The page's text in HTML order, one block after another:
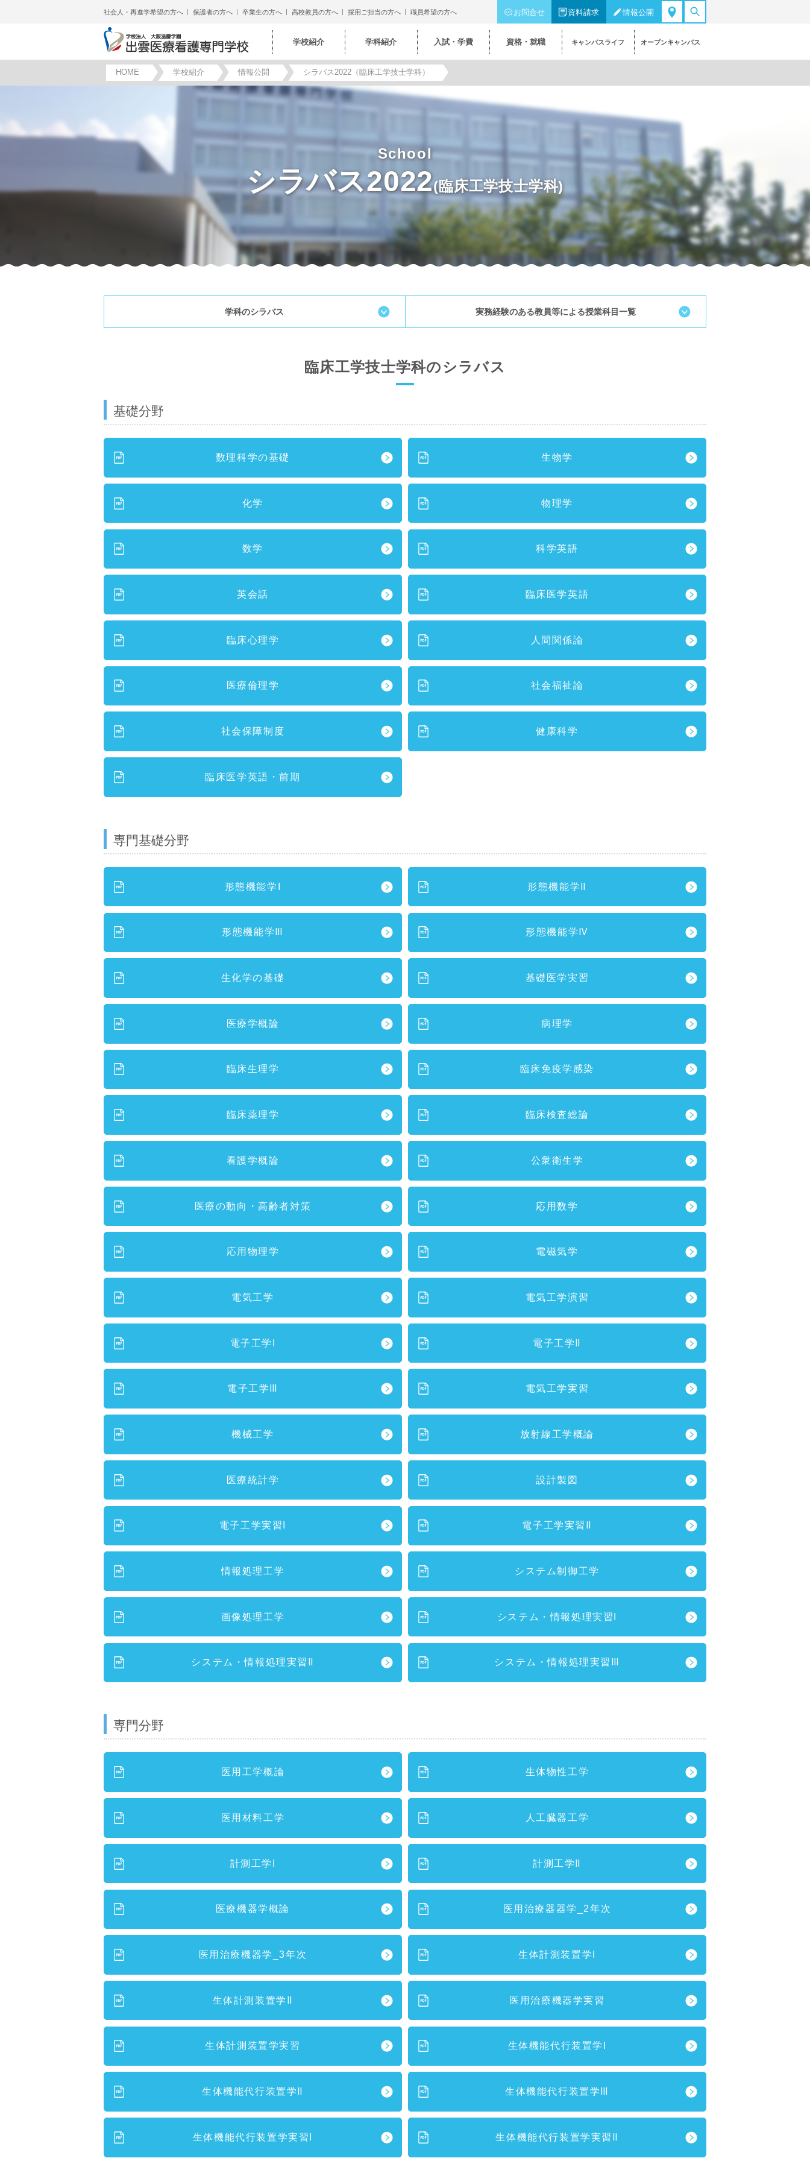
社会人・再進学希望の方へ 保護者の方へ 卒業生の方へ 高校教員の方へ 採用ご担当の方へ 職員希望の方へ お問合せ 資料請求 情報公開
学校紹介 学科紹介 入試・学費 資格・就職 キャンパスライフ オープンキャンパス
HOME 学校紹介 情報公開 シラバス2022（臨床工学技士学科）
School
シラバス2022(臨床工学技士学科)
学科のシラバス 実務経験のある教員等による授業科目一覧
臨床工学技士学科のシラバス
基礎分野
数理科学の基礎 生物学
化学 物理学
数学 科学英語
英会話 臨床医学英語
臨床心理学 人間関係論
医療倫理学 社会福祉論
社会保障制度 健康科学
臨床医学英語・前期
専門基礎分野
形態機能学I 形態機能学Ⅱ
形態機能学Ⅲ 形態機能学Ⅳ
生化学の基礎 基礎医学実習
医療学概論 病理学
臨床生理学 臨床免疫学感染
臨床薬理学 臨床検査総論
看護学概論 公衆衛生学
医療の動向・高齢者対策 応用数学
応用物理学 電磁気学
電気工学 電気工学演習
電子工学I 電子工学Ⅱ
電子工学Ⅲ 電気工学実習
機械工学 放射線工学概論
医療統計学 設計製図
電子工学実習I 電子工学実習Ⅱ
情報処理工学 システム制御工学
画像処理工学 システム・情報処理実習I
システム・情報処理実習Ⅱ システム・情報処理実習Ⅲ
専門分野
医用工学概論 生体物性工学
医用材料工学 人工臓器工学
計測工学I 計測工学Ⅱ
医療機器学概論 医用治療器器学_2年次
医用治療機器学_3年次 生体計測装置学I
生体計測装置学Ⅱ 医用治療機器学実習
生体計測装置学実習 生体機能代行装置学I
生体機能代行装置学Ⅱ 生体機能代行装置学Ⅲ
生体機能代行装置学実習I 生体機能代行装置学実習Ⅱ